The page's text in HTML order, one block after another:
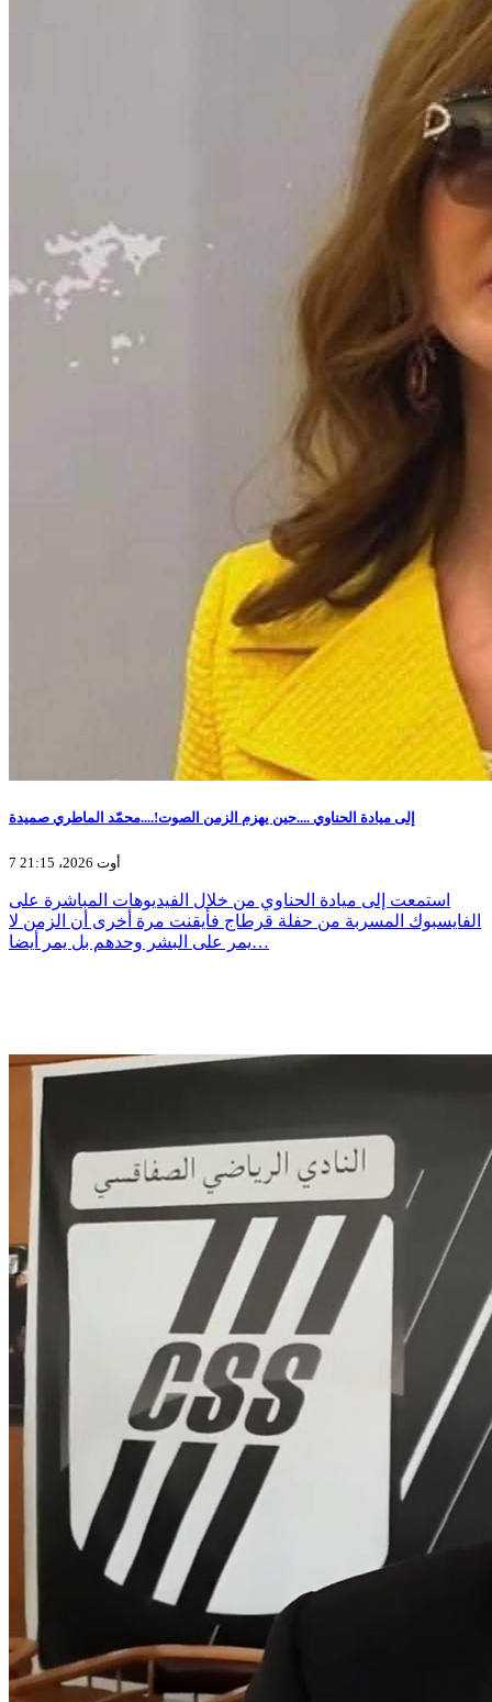
إلى ميادة الحناوي ....حين يهزم الزمن الصوت!....محمّد الماطري صميدة
7 أوت 2026، 21:15
استمعت إلى ميادة الحناوي من خلال الفيديوهات المباشرة على
الفايسبوك المسربة من حفلة قرطاج فأيقنت مرة أخرى أن الزمن لا
يمر على البشر وحدهم بل يمر أيضا…